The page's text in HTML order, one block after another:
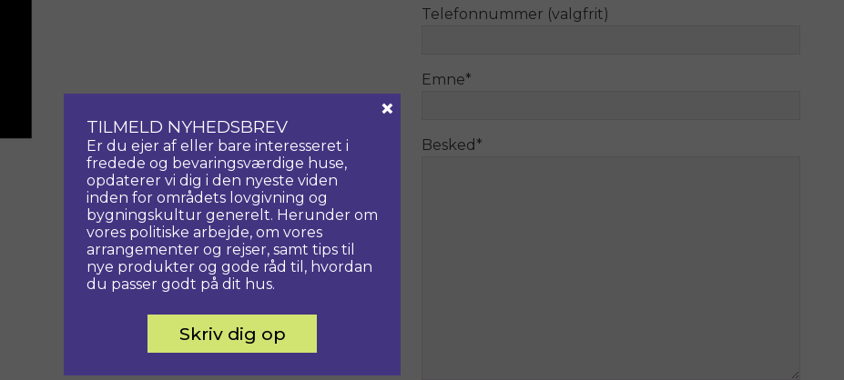
Telefonnummer (valgfrit)
Emne*
Besked *
TILMELD NYHEDSBREV
Er du ejer af eller bare interesseret i
fredede og bevaringsværdige huse,
opdaterer vi dig i den nyeste viden
inden for områdets lovgivning og
bygningskultur generelt. Herunder om
vores politiske arbejde, om vores
arrangementer og rejser, samt tips til
nye produkter og gode råd til, hvordan
du passer godt på dit hus.
Skriv dig op
×